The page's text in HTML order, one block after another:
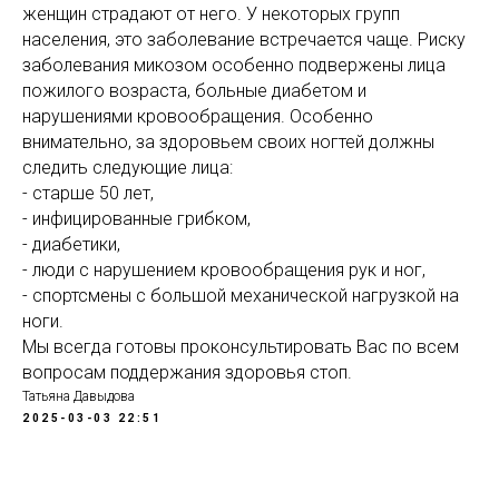
женщин страдают от него. У некоторых групп
населения, это заболевание встречается чаще. Риску
заболевания микозом особенно подвержены лица
пожилого возраста, больные диабетом и
нарушениями кровообращения. Особенно
внимательно, за здоровьем своих ногтей должны
следить следующие лица:
- старше 50 лет,
- инфицированные грибком,
- диабетики,
- люди с нарушением кровообращения рук и ног,
- спортсмены с большой механической нагрузкой на
ноги.
Мы всегда готовы проконсультировать Вас по всем
вопросам поддержания здоровья стоп.
Татьяна Давыдова
2025-03-03 22:51